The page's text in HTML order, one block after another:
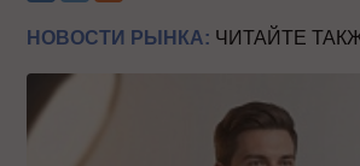
НОВОСТИ РЫНКА: ЧИТАЙТЕ